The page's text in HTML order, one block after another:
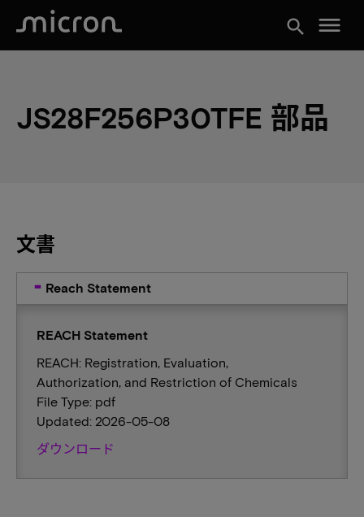
search menu
JS28F256P30TFE 部品
文書
Reach Statement
REACH Statement
REACH: Registration, Evaluation,
Authorization, and Restriction of Chemicals
File Type: pdf
Updated: 2026-05-08
ダウンロード